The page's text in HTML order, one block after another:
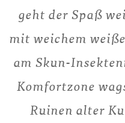
geht der Spaß
mit weichem
am Skun-
Komfortzone
Ruinen alter